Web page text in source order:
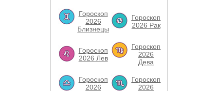
Гороскоп
2026
Близнецы
Гороскоп
2026 Рак
Гороскоп
2026 Лев
Гороскоп
2026
Дева
Гороскоп
2026
Гороскоп
2026